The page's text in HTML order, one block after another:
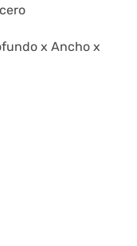
x Ancho x